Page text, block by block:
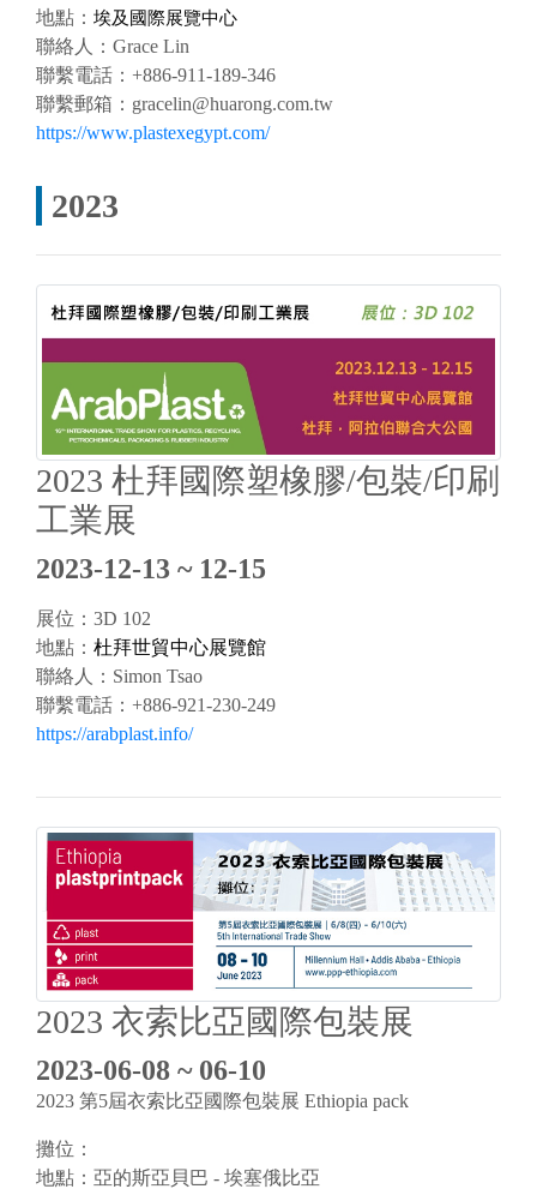
地點： 埃及國際展覽中心
聯絡人：Grace Lin
聯繫電話：+886-911-189-346
聯繫郵箱： gracelin@huarong.com.tw
https://www.plastexegypt.com/
2023
2023 杜拜國際塑橡膠/包裝/印刷
工業展
2023-12-13 ~ 12-15
展位：3D 102
地點： 杜拜世貿中心展覽館
聯絡人： Simon Tsao
聯繫電話： +886-921-230-249
https://arabplast.info/
2023 衣索比亞國際包裝展
2023-06-08 ~ 06-10
2023 第5屆衣索比亞國際包裝展 Ethiopia pack
攤位：
地點：亞的斯亞貝巴 - 埃塞俄比亞